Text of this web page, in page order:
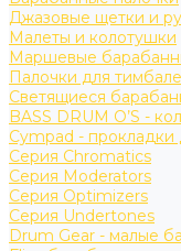
Джазовые щетки и
Малеты и колотушки
Маршевые
Палочки для
Светящиеся
BASS DRUM O’S -
Cympad - прокладки
Серия Chromatics
Серия Moderators
Серия Optimizers
Серия Undertones
Drum Gear - малые